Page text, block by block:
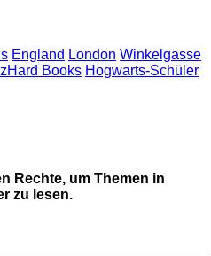
England London Winkelgasse
Books Hogwarts-Schüler
Rechte, um Themen in
zu lesen.